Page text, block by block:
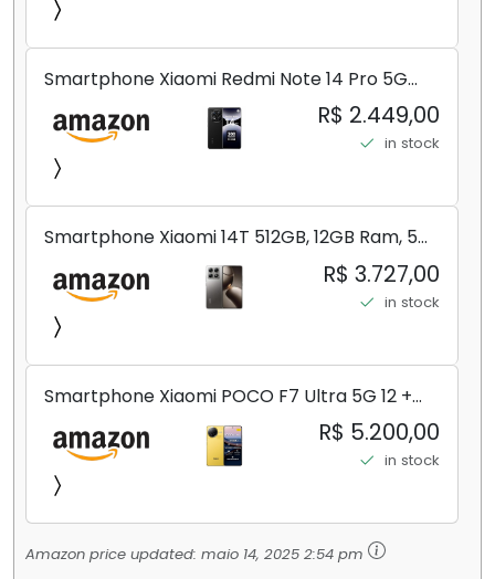
Smartphone Xiaomi Redmi Note 14 Pro 5G
Midnight Black (Preto) 12GB RAM 512GB ROM
NFC [ 24090RA29G ]
R$ 2.449,00
in stock
Smartphone Xiaomi 14T 512GB, 12GB Ram, 5G,
Leica, Cinza - no Brasil
R$ 3.727,00
in stock
Smartphone Xiaomi POCO F7 Ultra 5G 12 +
256GB/16+512GB Processador Snapdragon 8
Elite Top de Linha Chip VisionBoost D7 para
Jogos Pesados Tela Flow AMOLED 2K...
R$ 5.200,00
in stock
Amazon price updated: maio 14, 2025 2:54 pm